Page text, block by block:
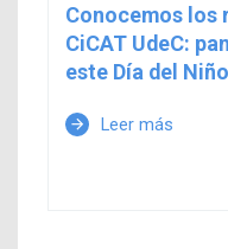
Conocemos los
CiCAT UdeC:
este Día del Niño
arrow_forward Leer más